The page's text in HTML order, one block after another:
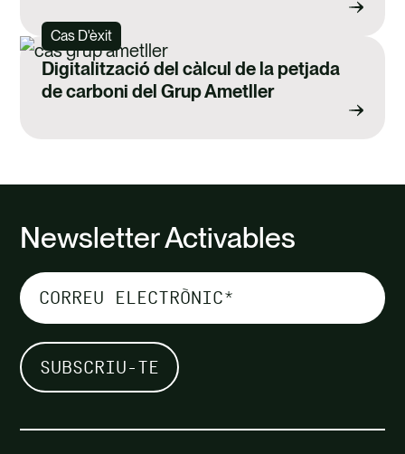
Cas D'èxit
Digitalització del càlcul de la petjada
de carboni del Grup Ametller
Newsletter Activables